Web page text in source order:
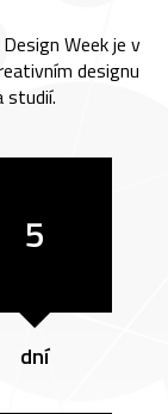
Week je v
designu
studií.
5
dní